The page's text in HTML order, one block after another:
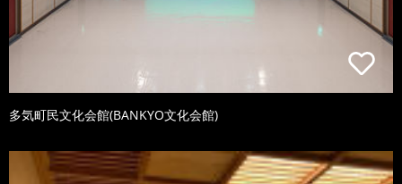
多気町民文化会館(BANKYO文化会館)